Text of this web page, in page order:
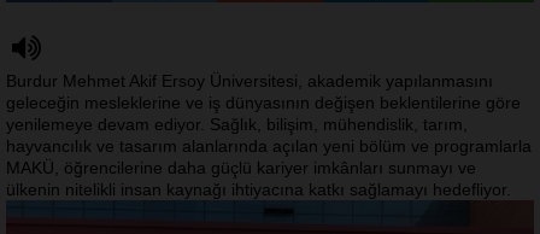
Burdur Mehmet Akif Ersoy Üniversitesi, akademik yapılanmasını
geleceğin mesleklerine ve iş dünyasının değişen beklentilerine göre
yenilemeye devam ediyor. Sağlık, bilişim, mühendislik, tarım,
hayvancılık ve tasarım alanlarında açılan yeni bölüm ve programlarla
MAKÜ, öğrencilerine daha güçlü kariyer imkânları sunmayı ve
ülkenin nitelikli insan kaynağı ihtiyacına katkı sağlamayı hedefliyor.